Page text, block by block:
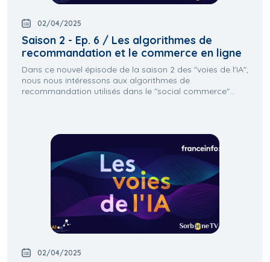
02/04/2025
Saison 2 - Ep. 6 / Les algorithmes de
recommandation et le commerce en ligne
Dans ce nouvel épisode de la saison 2 des "voies de l'IA",
nous nous intéressons aux algorithmes de
recommandation utilisés dans le "social commerce"...
02/04/2025